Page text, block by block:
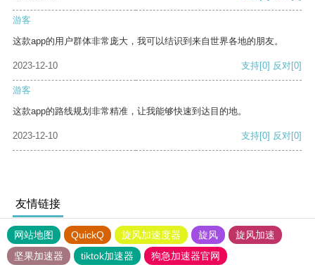
游客
这款app的用户群体非常庞大，我可以结识到来自世界各地的朋友。
2023-12-10 支持[0] 反对[0]
游客
这款app的路线规划非常精准，让我能够快速到达目的地。
2023-12-10 支持[0] 反对[0]
友情链接
网站地图 QuickQ 旋风加速度器 旋风
旋风加速
坚果加速器
tiktok加速器
狗急加速器官网